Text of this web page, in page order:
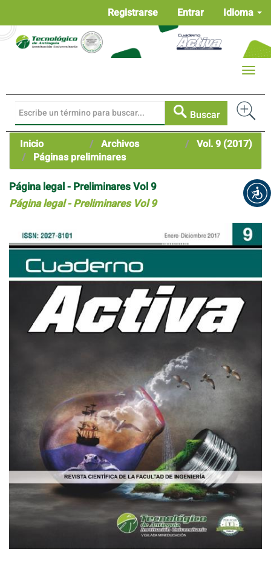
Contenido
principal
Idioma
Registrarse Entrar
Buscar
Toggle
Inicio Archivos
Vol. 9 (2017)
Páginas preliminares
Página legal - Preliminares Vol 9
Página legal - Preliminares Vol 9
lateral
del
artículo